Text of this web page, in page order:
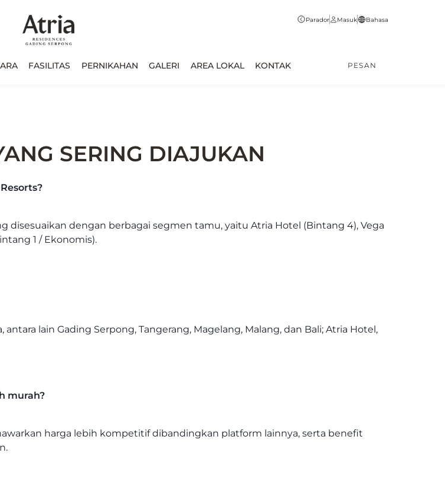
Parador Masuk Bahasa
FASILITAS PERNIKAHAN GALERI AREA LOKAL KONTAK PESAN
SERING DIAJUKAN
disesuaikan dengan berbagai segmen tamu, yaitu Atria Hotel (Bintang 4), Vega
1 / Ekonomis).
lain Gading Serpong, Tangerang, Magelang, Malang, dan Bali; Atria Hotel,
murah?
harga lebih kompetitif dibandingkan platform lainnya, serta benefit